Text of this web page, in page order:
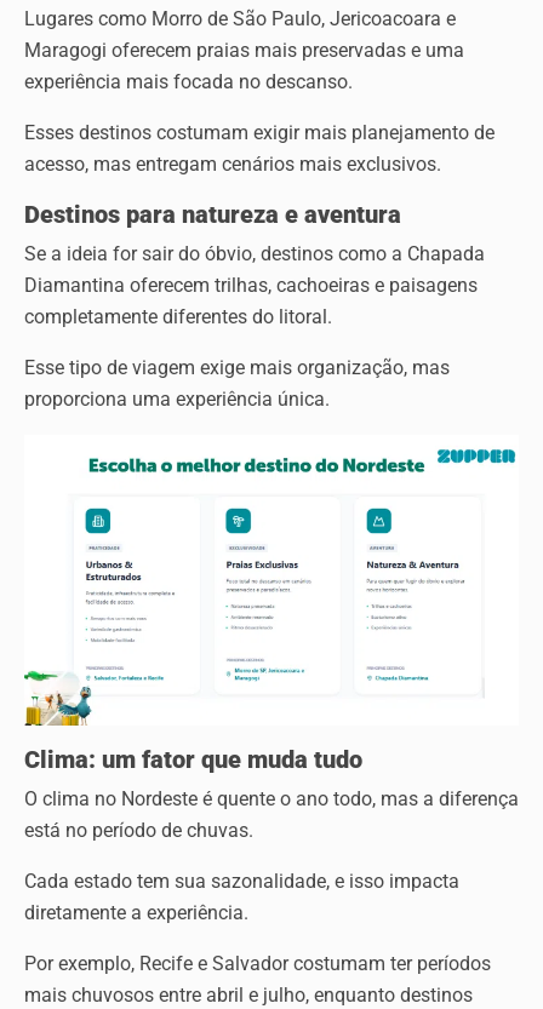
Lugares como Morro de São Paulo, Jericoacoara e
Maragogi oferecem praias mais preservadas e uma
experiência mais focada no descanso.
Esses destinos costumam exigir mais planejamento de
acesso, mas entregam cenários mais exclusivos.
Destinos para natureza e aventura
Se a ideia for sair do óbvio, destinos como a Chapada
Diamantina oferecem trilhas, cachoeiras e paisagens
completamente diferentes do litoral.
Esse tipo de viagem exige mais organização, mas
proporciona uma experiência única.
Clima: um fator que muda tudo
O clima no Nordeste é quente o ano todo, mas a diferença
está no período de chuvas.
Cada estado tem sua sazonalidade, e isso impacta
diretamente a experiência.
Por exemplo, Recife e Salvador costumam ter períodos
mais chuvosos entre abril e julho, enquanto destinos